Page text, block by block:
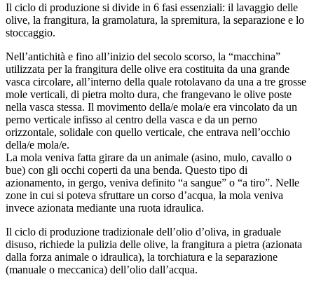
Il ciclo di produzione si divide in 6 fasi essenziali: il lavaggio delle
olive, la frangitura, la gramolatura, la spremitura, la separazione e lo
stoccaggio.
Nell’antichità e fino all’inizio del secolo scorso, la “macchina”
utilizzata per la frangitura delle olive era costituita da una grande
vasca circolare, all’interno della quale rotolavano da una a tre grosse
mole verticali, di pietra molto dura, che frangevano le olive poste
nella vasca stessa. Il movimento della/e mola/e era vincolato da un
perno verticale infisso al centro della vasca e da un perno
orizzontale, solidale con quello verticale, che entrava nell’occhio
della/e mola/e.
La mola veniva fatta girare da un animale (asino, mulo, cavallo o
bue) con gli occhi coperti da una benda. Questo tipo di
azionamento, in gergo, veniva definito “a sangue” o “a tiro”. Nelle
zone in cui si poteva sfruttare un corso d’acqua, la mola veniva
invece azionata mediante una ruota idraulica.
Il ciclo di produzione tradizionale dell’olio d’oliva, in graduale
disuso, richiede la pulizia delle olive, la frangitura a pietra (azionata
dalla forza animale o idraulica), la torchiatura e la separazione
(manuale o meccanica) dell’olio dall’acqua.